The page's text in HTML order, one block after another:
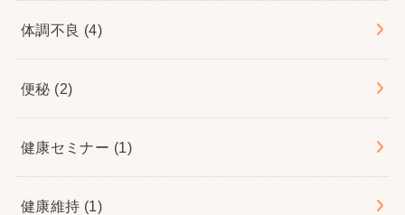
体調不良 (4)
便秘 (2)
健康セミナー (1)
健康維持 (1)